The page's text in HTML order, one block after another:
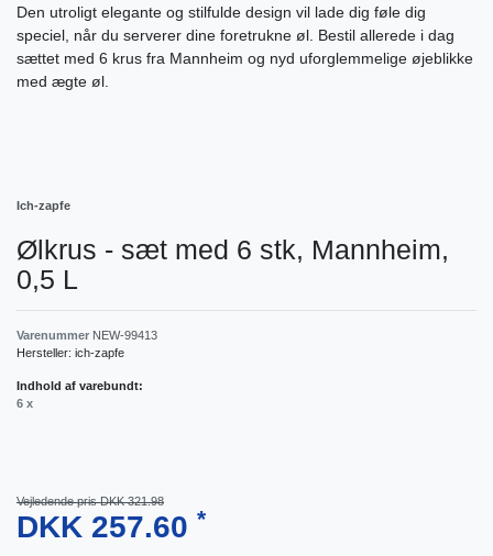
Den utroligt elegante og stilfulde design vil lade dig føle dig
speciel, når du serverer dine foretrukne øl. Bestil allerede i dag
sættet med 6 krus fra Mannheim og nyd uforglemmelige øjeblikke
med ægte øl.
Ich-zapfe
Ølkrus - sæt med 6 stk, Mannheim,
0,5 L
Varenummer NEW-99413
Hersteller: ich-zapfe
Indhold af varebundt:
6 x
Vejledende pris DKK 321.98
DKK 257.60 *